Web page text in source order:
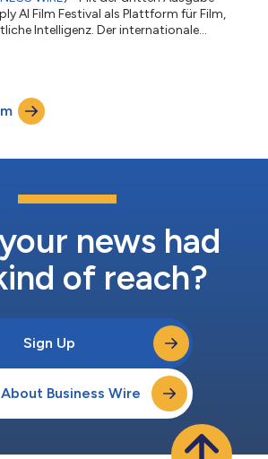
AI Film Festival als Plattform für Film,
Intelligenz. Der internationale
neuen KI-Technologien und -Tools
die zehn Finalisten fest. Das Festival
news had
of reach?
Sign Up
Business Wire